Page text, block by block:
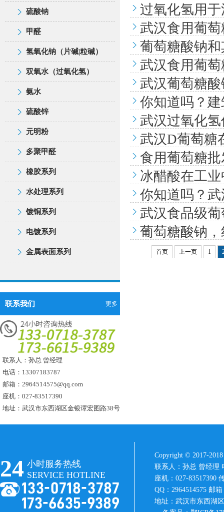
硫酸铝
硫酸钠
甲醛
橡胶系列
氢氧化钠（片碱|粒碱）
双氧水（过氧化氢）
氨水
硫酸锌
元明粉
多聚甲醛
重铬酸钾
水处理系列
镀铜系列
电镀系列
金属表面系列
工业盐
硫酸铝
硫酸钠
甲醛
橡胶系列
氢氧化钠（片碱|粒碱）
双氧水（过氧化氢）
氨水
硫酸锌
元明粉
多聚甲醛
重铬酸钾
水处理系列
镀铜系列
电镀系列
金属表面系列
硫酸钠
工业盐
硫酸铝
硫酸钠
甲醛
橡胶系列
氢氧化钠（片碱|粒碱）
双氧水（过氧化氢）
氨水
硫酸锌
元明粉
多聚甲醛
重铬酸钾
水处理系列
镀铜系列
电镀系列
金属表面系列
甲醛
工业盐
硫酸铝
硫酸钠
甲醛
橡胶系列
氢氧化钠（片碱|粒碱）
双氧水（过氧化氢）
氨水
硫酸锌
元明粉
多聚甲醛
重铬酸钾
水处理系列
镀铜系列
电镀系列
氢氧化钠（片碱|粒碱）
工业盐
硫酸铝
硫酸钠
甲醛
橡胶系列
氢氧化钠（片碱|粒碱）
双氧水（过氧化氢）
氨水
硫酸锌
元明粉
多聚甲醛
重铬酸钾
水处理系列
镀铜系列
电镀系列
金属表面系列
双氧水（过氧化氢）
工业盐
硫酸铝
硫酸钠
甲醛
橡胶系列
氢氧化钠（片碱|粒碱）
双氧水（过氧化氢）
氨水
硫酸锌
元明粉
多聚甲醛
重铬酸钾
镀铜系列
电镀系列
金属表面系列
氨水
工业盐
硫酸铝
硫酸钠
甲醛
橡胶系列
氢氧化钠（片碱|粒碱）
双氧水（过氧化氢）
氨水
硫酸锌
元明粉
多聚甲醛
镀铜系列
电镀系列
金属表面系列
硫酸锌
工业盐
硫酸铝
硫酸钠
甲醛
橡胶系列
氢氧化钠（片碱|粒碱）
双氧水（过氧化氢）
氨水
硫酸锌
元明粉
多聚甲醛
重铬酸钾
水处理系列
镀铜系列
电镀系列
金属表面系列
元明粉
工业盐
硫酸铝
硫酸钠
甲醛
橡胶系列
氢氧化钠（片碱|粒碱）
双氧水（过氧化氢）
氨水
元明粉
多聚甲醛
重铬酸钾
水处理系列
镀铜系列
电镀系列
金属表面系列
多聚甲醛
工业盐
硫酸铝
硫酸钠
甲醛
橡胶系列
氢氧化钠（片碱|粒碱）
双氧水（过氧化氢）
元明粉
多聚甲醛
重铬酸钾
水处理系列
镀铜系列
电镀系列
金属表面系列
橡胶系列
生石灰
塑解剂
丁苯橡胶
标胶
陶土
沉淀硫酸钡
炭黑
防焦剂
防老剂
橡胶促进剂
凡士林
滑石粉
石墨粉
列克纳胶
四氯化碳
水处理系列
次氯酸钠
除垢剂
阻垢剂
缓蚀剂
二氧化氯
精制氯化钙
氯化铵
葡萄糖酸钠
氢氧化钙
硫酸亚铁
聚丙烯酰胺
氯化钙
盐酸
消泡剂
镀铜系列
柠檬酸
电镀系列
工业甲醇
硼酸
镀锌光亮剂
硫酸铜
次亚磷酸钠
氯化钾
氯化锌
酒石酸钾钠
金属表面系列
十二烷基硫酸钠
EDTA二钠
三聚磷酸钠
五水偏硅酸钠
磷酸
纯碱
铬酸酐
硫脲
硝酸钠
苯骈三氮唑
联系我们 更多
联系人：孙总 曾经理
电话：13307183787
邮箱：2964514575@qq.com
座机：027-83517390
地址：武汉市东西湖区金银谭宏图路38号
过氧化氢用
武汉食用葡
葡萄糖酸钠
武汉食用葡
武汉葡萄糖
你知道吗？
武汉过氧化
武汉D葡萄糖
食用葡萄糖
冰醋酸在工
你知道吗？
武汉食品级
葡萄糖酸钠
首页 上一页 1
24 小时服务热线
SERVICE HOTLINE
Copyright © 2017-
联系人：孙总 曾经理
座机：027-83517390
QQ：2964514575 邮
地址：武汉市东西湖